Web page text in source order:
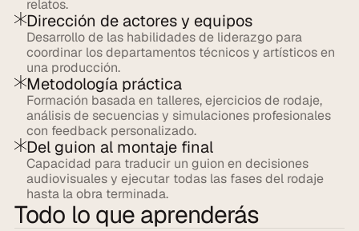
relatos.
Dirección de actores y equipos
Desarrollo de las habilidades de liderazgo para
coordinar los departamentos técnicos y artísticos en
una producción.
Metodología práctica
Formación basada en talleres, ejercicios de rodaje,
análisis de secuencias y simulaciones profesionales
con feedback personalizado.
Del guion al montaje final
Capacidad para traducir un guion en decisiones
audiovisuales y ejecutar todas las fases del rodaje
hasta la obra terminada.
Todo lo que aprenderás